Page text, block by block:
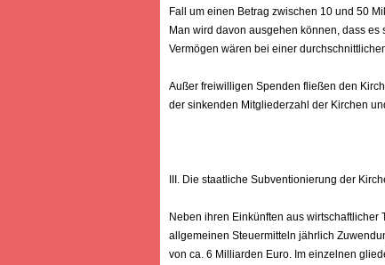
Fall um einen Betrag zwischen 10 und 50
Man wird davon ausgehen können, dass
Vermögen wären bei einer
Außer freiwilligen Spenden fließen den
der sinkenden Mitgliederzahl der Kirchen
III. Die staatliche Subventionierung der
Neben ihren Einkünften aus
allgemeinen Steuermitteln jährlich
von ca. 6 Milliarden Euro. Im einzelnen